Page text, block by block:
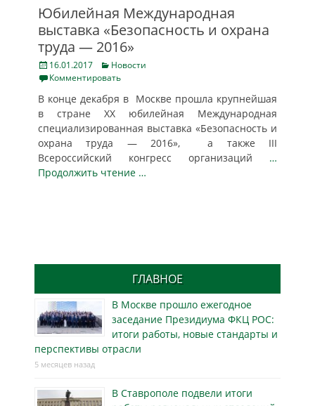
Юбилейная Международная
выставка «Безопасность и охрана
труда — 2016»
Posted
on
16.01.2017 Categories
Новости
Комментировать
В конце декабря в Москве прошла крупнейшая
в стране XX юбилейная Международная
специализированная выставка «Безопасность и
охрана труда — 2016», а также III
Всероссийский конгресс организаций …
Продолжить чтение …
ГЛАВНОЕ
В Москве прошло ежегодное
заседание Президиума ФКЦ РОС:
итоги работы, новые стандарты и
перспективы отрасли
5 месяцев назад
В Ставрополе подвели итоги